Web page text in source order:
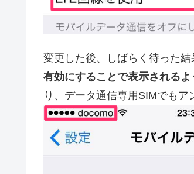
変更した後、しばらく待った
有効にすることで表示される
り、データ通信専用SIMでもア